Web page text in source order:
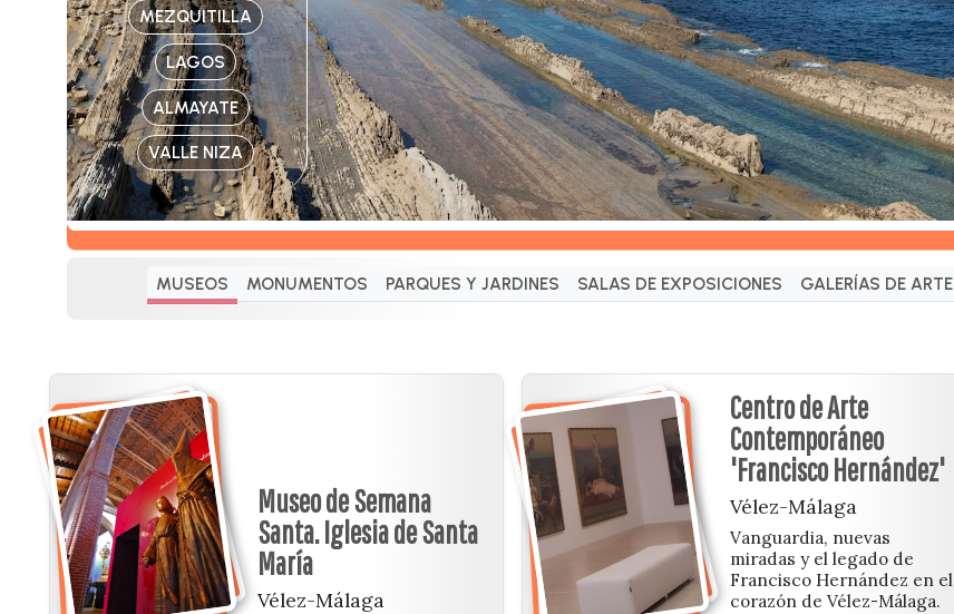
MEZQUITILLA
LAGOS
ALMAYATE
VALLE NIZA
MUSEOS MONUMENTOS PARQUES Y JARDINES SALAS DE EXPOSICIONES GALERÍAS DE ARTE
Museo de Semana
Santa. Iglesia de Santa
María
Vélez-Málaga
Centro de Arte
Contemporáneo
'Francisco Hernández'
Vélez-Málaga
Vanguardia, nuevas
miradas y el legado de
Francisco Hernández en el
corazón de Vélez-Málaga.